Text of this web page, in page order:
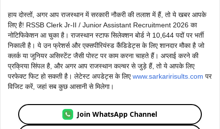
हाय दोस्तों, अगर आप राजस्थान में सरकारी नौकरी की तलाश में हैं, तो ये खबर आपके
लिए है! RSSB Clerk Jr-II / Junior Assistant Recruitment 2026 का
नोटिफिकेशन आ चुका है। राजस्थान स्टाफ सिलेक्शन बोर्ड ने 10,644 पदों पर भर्ती
निकाली है। ये उन फ्रेशर्स और एक्सपीरियंस्ड कैंडिडेट्स के लिए शानदार मौका है जो
क्लर्क या जूनियर असिस्टेंट जैसी पोस्ट पर काम करना चाहते हैं। अप्लाई करने की
प्रक्रिया सिंपल है, और अगर आप राजस्थान कल्चर से जुड़े हैं, तो ये आपके लिए
परफेक्ट फिट हो सकती है। लेटेस्ट अपडेट्स के लिएwww.sarkaririsults.com पर
विजिट करें, जहां सब कुछ आसानी से मिलेगा।
Join WhatsApp Channel